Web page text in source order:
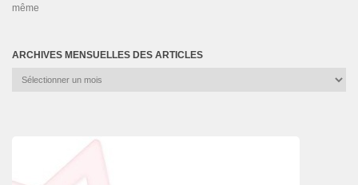
même
ARCHIVES MENSUELLES DES ARTICLES
Archives